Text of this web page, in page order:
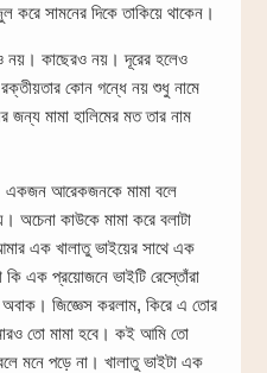
করে সামনের দিকে তাকিয়ে থাকেন।
নয়। কাছেরও নয়। দূরের হলেও
কোন গন্ধে নয় শুধু নামে
জন্য মামা হালিমের মত তার নাম
একজন আরেকজনকে মামা বলে
অচেনা কাউকে মামা করে বলাটা
এক খালাতু ভাইয়ের সাথে এক
এক প্রয়োজনে ভাইটি রেস্তোঁরা
জিজ্ঞেস করলাম, কিরে এ তোর
তো মামা হবে। কই আমি তো
মনে পড়ে না। খালাতু ভাইটা এক